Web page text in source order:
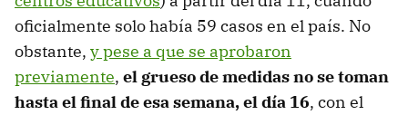
oficialmente solo había 59 casos en el país. No
obstante, y pese a que se aprobaron
previamente, el grueso de medidas no se toman
hasta el final de esa semana, el día 16, con el